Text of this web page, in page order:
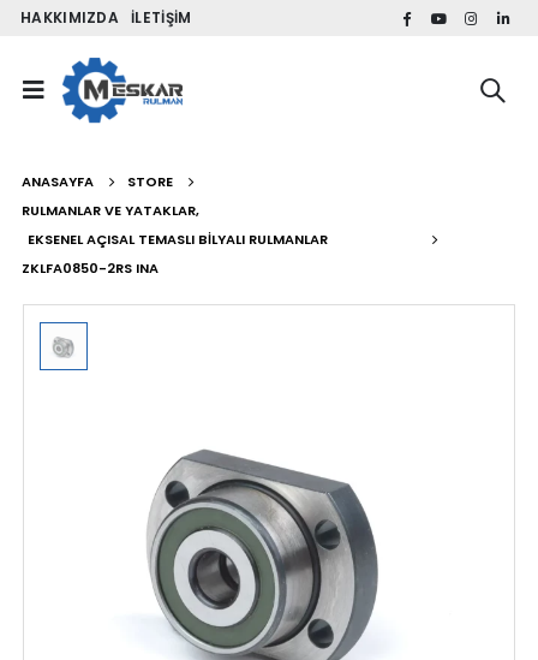
HAKKIMIZDA İLETIŞIM
ANASAYFA
STORE
RULMANLAR VE YATAKLAR,
EKSENEL AÇISAL TEMASLI BILYALI RULMANLAR
ZKLFA0850-2RS INA